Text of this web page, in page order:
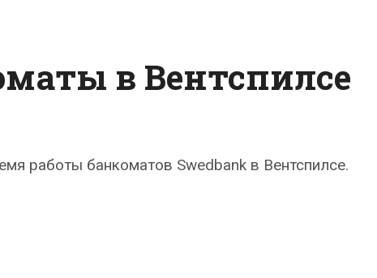
в Вентспилсе
работы банкоматов Swedbank в Вентспилсе.